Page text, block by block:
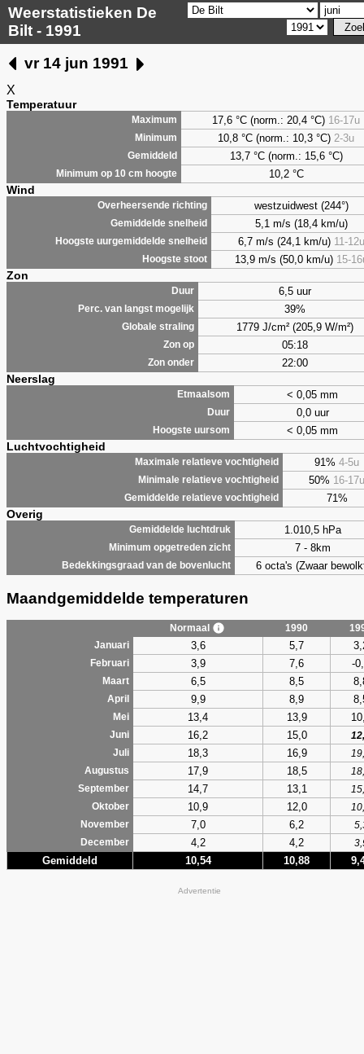
Weerstatistieken De
Bilt - 1991
vr 14 jun 1991
X
Temperatuur
Maximum 17,6 °C (norm.: 20,4 °C) 16-17u
Minimum 10,8 °C (norm.: 10,3 °C) 2-3u
Gemiddeld 13,7 °C (norm.: 15,6 °C)
Minimum op 10 cm hoogte 10,2 °C
Wind
Overheersende richting westzuidwest (244°)
Gemiddelde snelheid 5,1 m/s (18,4 km/u)
Hoogste uurgemiddelde snelheid 6,7 m/s (24,1 km/u) 11-12u
Hoogste stoot 13,9 m/s (50,0 km/u) 15-
Zon
Duur 6,5 uur
Perc. van langst mogelijk 39%
Globale straling 1779 J/cm² (205,9 W/m²)
Zon op 05:18
Zon onder 22:00
Neerslag
Etmaalsom < 0,05 mm
Duur 0,0 uur
Hoogste uursom < 0,05 mm
Luchtvochtigheid
Maximale relatieve vochtigheid 91% 4-5u
Minimale relatieve vochtigheid 50% 16-17u
Gemiddelde relatieve vochtigheid 71%
Overig
Gemiddelde luchtdruk 1.010,5 hPa
Minimum opgetreden zicht 7 - 8km
Bedekkingsgraad van de bovenlucht 6 octa's (Zwaar
Maandgemiddelde temperaturen
Normaal 1990
Januari
3,6 5,7
Februari 3,9 7,6 -
Maart 6,5 8,5
April 9,9 8,9
Mei 13,4 13,9
Juni 16,2 15,0
Juli
18,3 16,9
Augustus
17,9 18,5
September
14,7 13,1
Oktober
10,9 12,0
November
7,0 6,2
December
4,2 4,2
Gemiddeld 10,54 10,88
Advertentie